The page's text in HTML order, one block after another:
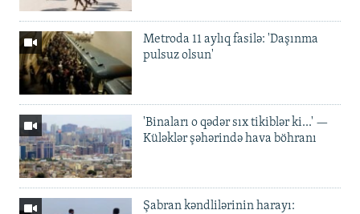
Metroda 11 aylıq fasilə: 'Daşınma
pulsuz olsun'
'Binaları o qədər sıx tikiblər ki...' —
Küləklər şəhərində hava böhranı
Şabran kəndlilərinin harayı: